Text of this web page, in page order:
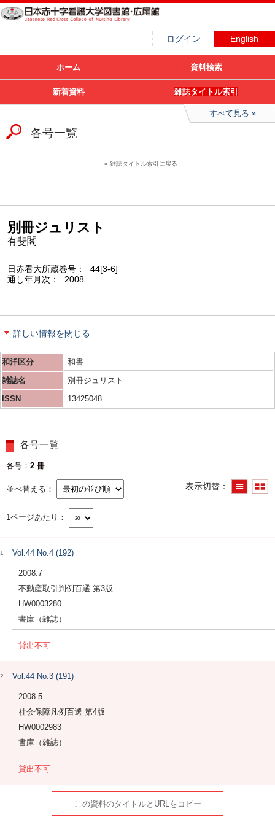
ログイン English
ホーム 資料検索
新着資料 雑誌タイトル索引
すべて見る
各号一覧
雑誌タイトル索引に戻る
別冊ジュリスト
有斐閣
日赤看大所蔵巻号
44[3-6]
通し年月次
2008
詳しい情報を閉じる
和洋区分
和書
雑誌名
別冊ジュリスト
ISSN
13425048
各号一覧
各号 2 冊
並べ替える 表示切替
1ページあたり
1 Vol.44 No.4 (192)
2008.7
不動産取引判例百選 第3版
HW0003280
書庫（雑誌）
貸出不可
2 Vol.44 No.3 (191)
2008.5
社会保障凡例百選 第4版
HW0002983
書庫（雑誌）
貸出不可
この資料のタイトルとURLをコピー